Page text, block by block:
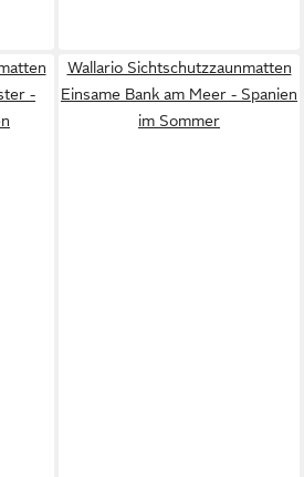
-
Wallario Sichtschutzzaunmatten
Einsame Bank am Meer - Spanien
im Sommer